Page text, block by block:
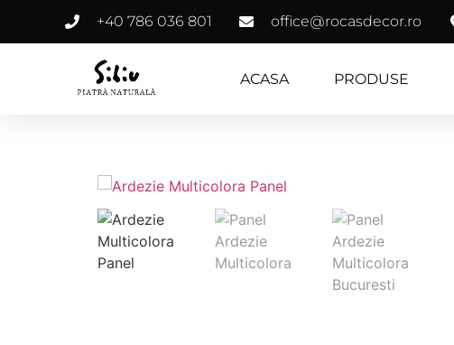
+40 786 036 801 office@rocasdecor.ro
ACASA PRODUSE